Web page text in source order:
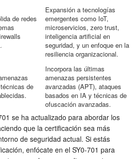
de redes
Expansión a tecnologías
emergentes como IoT,
microservicios, zero trust,
inteligencia artificial en
seguridad, y un enfoque en la
resiliencia organizacional.
de
Incorpora las últimas
amenazas persistentes
avanzadas (APT), ataques
basados en IA y técnicas de
ofuscación avanzadas.
se ha actualizado para abordar los
que la certificación sea más
de seguridad actual. Si estás
enfócate en el SY0-701 para